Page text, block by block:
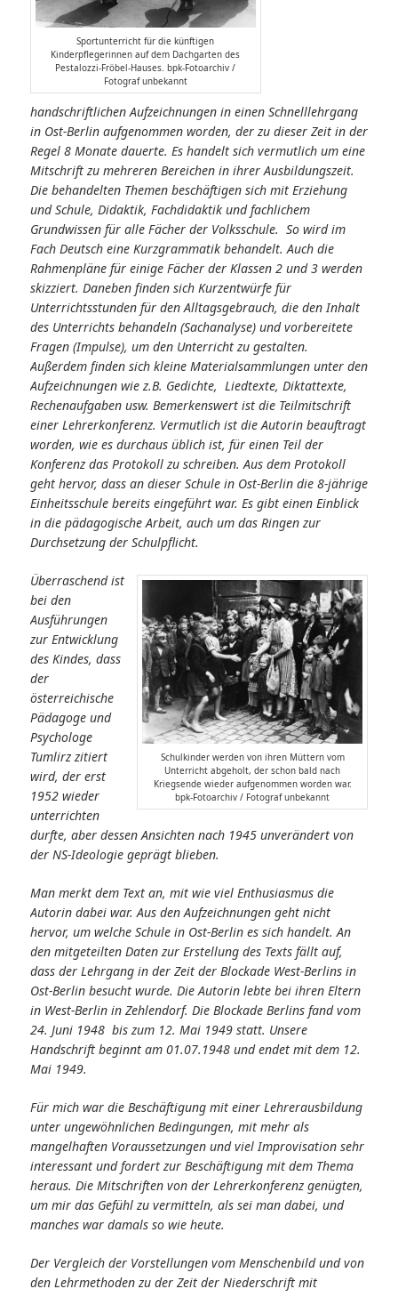
Sportunterricht für die künftigen
Kinderpflegerinnen auf dem Dachgarten des
Pestalozzi-Fröbel-Hauses. bpk-Fotoarchiv /
Fotograf unbekannt
handschriftlichen Aufzeichnungen in einen Schnelllehrgang
in Ost-Berlin aufgenommen worden, der zu dieser Zeit in der
Regel 8 Monate dauerte. Es handelt sich vermutlich um eine
Mitschrift zu mehreren Bereichen in ihrer Ausbildungszeit.
Die behandelten Themen beschäftigen sich mit Erziehung
und Schule, Didaktik, Fachdidaktik und fachlichem
Grundwissen für alle Fächer der Volksschule. So wird im
Fach Deutsch eine Kurzgrammatik behandelt. Auch die
Rahmenpläne für einige Fächer der Klassen 2 und 3 werden
skizziert. Daneben finden sich Kurzentwürfe für
Unterrichtsstunden für den Alltagsgebrauch, die den Inhalt
des Unterrichts behandeln (Sachanalyse) und vorbereitete
Fragen (Impulse), um den Unterricht zu gestalten.
Außerdem finden sich kleine Materialsammlungen unter den
Aufzeichnungen wie z.B. Gedichte, Liedtexte, Diktattexte,
Rechenaufgaben usw. Bemerkenswert ist die Teilmitschrift
einer Lehrerkonferenz. Vermutlich ist die Autorin beauftragt
worden, wie es durchaus üblich ist, für einen Teil der
Konferenz das Protokoll zu schreiben. Aus dem Protokoll
geht hervor, dass an dieser Schule in Ost-Berlin die 8-jährige
Einheitsschule bereits eingeführt war. Es gibt einen Einblick
in die pädagogische Arbeit, auch um das Ringen zur
Durchsetzung der Schulpflicht.
Schulkinder werden von ihren Müttern vom
Unterricht abgeholt, der schon bald nach
Kriegsende wieder aufgenommen worden war.
bpk-Fotoarchiv / Fotograf unbekannt
Überraschend ist
bei den
Ausführungen
zur Entwicklung
des Kindes, dass
der
österreichische
Pädagoge und
Psychologe
Tumlirz zitiert
wird, der erst
1952 wieder
unterrichten
durfte, aber dessen Ansichten nach 1945 unverändert von
der NS-Ideologie geprägt blieben.
Man merkt dem Text an, mit wie viel Enthusiasmus die
Autorin dabei war. Aus den Aufzeichnungen geht nicht
hervor, um welche Schule in Ost-Berlin es sich handelt. An
den mitgeteilten Daten zur Erstellung des Texts fällt auf,
dass der Lehrgang in der Zeit der Blockade West-Berlins in
Ost-Berlin besucht wurde. Die Autorin lebte bei ihren Eltern
in West-Berlin in Zehlendorf. Die Blockade Berlins fand vom
24. Juni 1948 bis zum 12. Mai 1949 statt. Unsere
Handschrift beginnt am 01.07.1948 und endet mit dem 12.
Mai 1949.
Für mich war die Beschäftigung mit einer Lehrerausbildung
unter ungewöhnlichen Bedingungen, mit mehr als
mangelhaften Voraussetzungen und viel Improvisation sehr
interessant und fordert zur Beschäftigung mit dem Thema
heraus. Die Mitschriften von der Lehrerkonferenz genügten,
um mir das Gefühl zu vermitteln, als sei man dabei, und
manches war damals so wie heute.
Der Vergleich der Vorstellungen vom Menschenbild und von
den Lehrmethoden zu der Zeit der Niederschrift mit